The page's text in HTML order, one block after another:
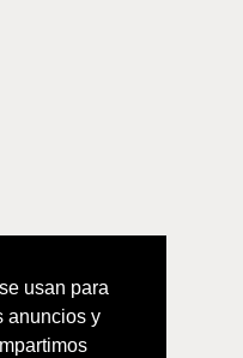
usan para
anuncios y